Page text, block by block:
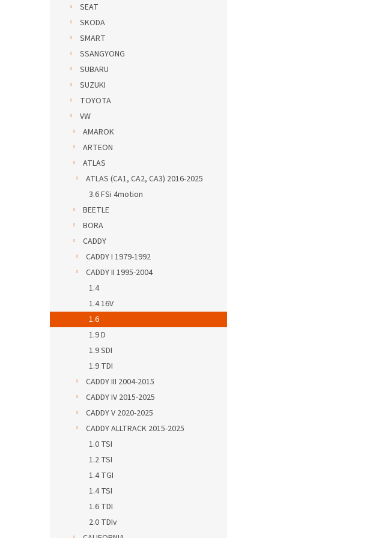
SEAT
SKODA
SMART
SSANGYONG
SUBARU
SUZUKI
TOYOTA
VW
AMAROK
ARTEON
ATLAS
ATLAS (CA1, CA2, CA3) 2016-2025
3.6 FSi 4motion
BEETLE
BORA
CADDY
CADDY I 1979-1992
CADDY II 1995-2004
1.4
1.4 16V
1.6
1.9 D
1.9 SDI
1.9 TDI
CADDY III 2004-2015
CADDY IV 2015-2025
CADDY V 2020-2025
CADDY ALLTRACK 2015-2025
1.0 TSI
1.2 TSI
1.4 TGI
1.4 TSI
1.6 TDI
2.0 TDIv